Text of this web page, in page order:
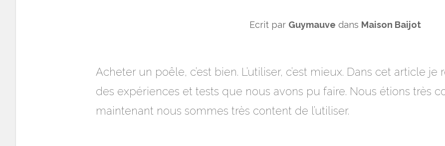
Ecrit par Guymauve dans Maison Baijot
Acheter un poêle, c’est bien. L’utiliser, c’est mieux. Dans cet article
des expériences et tests que nous avons pu faire. Nous étions très
maintenant nous sommes très content de l’utiliser.